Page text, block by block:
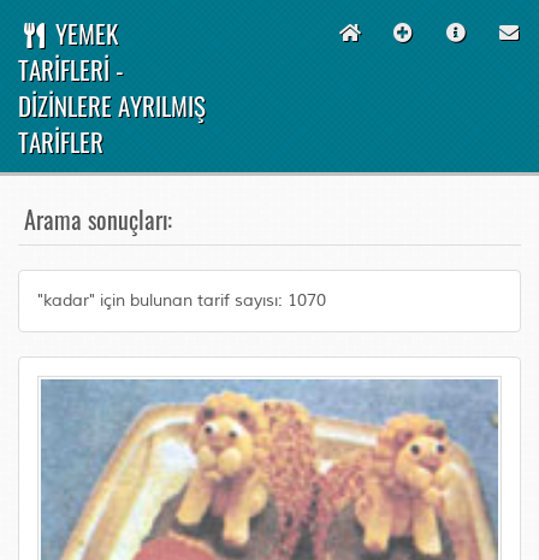
YEMEK
TARİFLERİ -
DİZİNLERE AYRILMIŞ
TARİFLER
Arama sonuçları:
"kadar" için bulunan tarif sayısı: 1070